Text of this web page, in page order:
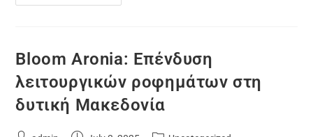
Bloom Aronia: Επένδυση
λειτουργικών ροφημάτων στη
δυτική Μακεδονία